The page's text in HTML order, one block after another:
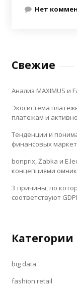
Нет
Свежие
Анализ MAXIMUS и
Экосистема
платежам и
Тенденции и
финансовых
bonprix, Żabka и
концепциями
3 причины, по
соответствуют
Категории
big data
fashion retail